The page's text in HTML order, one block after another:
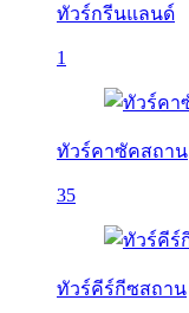
ทัวร์กรีนแลนด์
1
ทัวร์คาซัคสถาน
35
ทัวร์คีร์กีซสถาน